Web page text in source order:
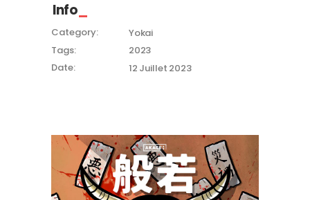
Info
Category:
Yokai
Tags:
2023
Date:
12 Juillet 2023